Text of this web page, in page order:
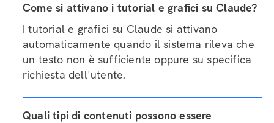
Come si attivano i tutorial e grafici su Claude?
I tutorial e grafici su Claude si attivano
automaticamente quando il sistema rileva che
un testo non è sufficiente oppure su specifica
richiesta dell'utente.
Quali tipi di contenuti possono essere